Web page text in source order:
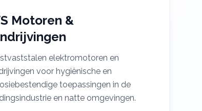
Motoren &
elektromotoren en
voor hygiënische en
toepassingen in de
en natte omgevingen.